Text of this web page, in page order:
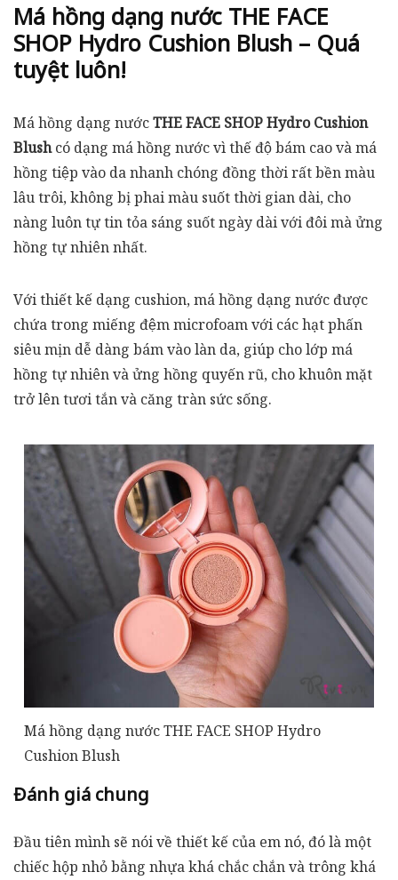
Má hồng dạng nước THE FACE
SHOP Hydro Cushion Blush – Quá
tuyệt luôn!
Má hồng dạng nướcTHE FACE SHOP Hydro Cushion
Blushcó dạng má hồng nước vì thế độ bám cao và má
hồng tiệp vào da nhanh chóng đồng thời rất bền màu
lâu trôi, không bị phai màu suốt thời gian dài, cho
nàng luôn tự tin tỏa sáng suốt ngày dài với đôi mà ửng
hồng tự nhiên nhất.
Với thiết kế dạng cushion, má hồng dạng nước được
chứa trong miếng đệm microfoam với các hạt phấn
siêu mịn dễ dàng bám vào làn da, giúp cho lớp má
hồng tự nhiên và ửng hồng quyến rũ, cho khuôn mặt
trở lên tươi tắn và căng tràn sức sống.
Má hồng dạng nước THE FACE SHOP Hydro
Cushion Blush
Đánh giá chung
Đầu tiên mình sẽ nói về thiết kế của em nó, đó là một
chiếc hộp nhỏ bằng nhựa khá chắc chắn và trông khá